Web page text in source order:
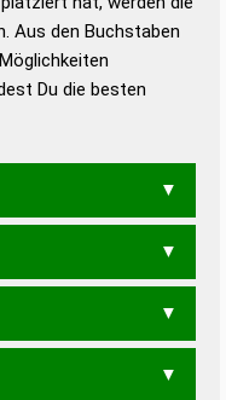
Grammatik
Aus den Buchstaben
Du die besten